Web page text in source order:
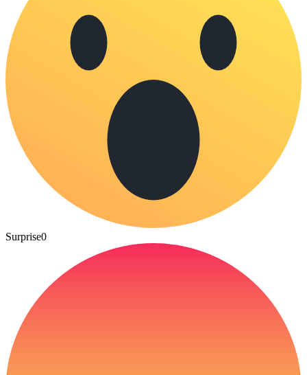
Surprise0